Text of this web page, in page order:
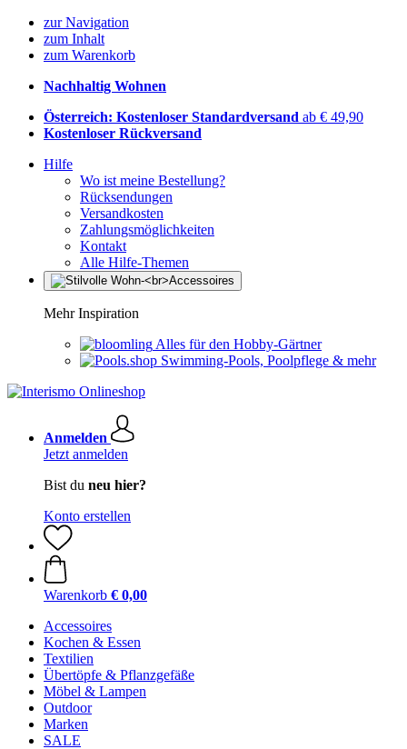
zur Navigation
zum Inhalt
zum Warenkorb
Nachhaltig Wohnen
Österreich: Kostenloser Standardversand ab € 49,90
Kostenloser Rückversand
Hilfe
Wo ist meine Bestellung?
Rücksendungen
Versandkosten
Zahlungsmöglichkeiten
Kontakt
Alle Hilfe-Themen
Mehr Inspiration
Alles für den Hobby-Gärtner
Swimming-Pools, Poolpflege & mehr
Anmelden
Jetzt anmelden
Bist du neu hier?
Konto erstellen
Warenkorb € 0,00
Accessoires
Kochen & Essen
Textilien
Übertöpfe & Pflanzgefäße
Möbel & Lampen
Outdoor
Marken
SALE